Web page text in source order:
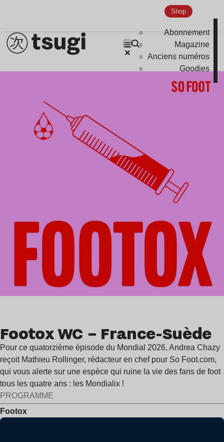
Shop
Abonnement
Magazine
Anciens numéros
Goodies
Footox WC – France-Suède
Pour ce quatorzième épisode du Mondial 2026, Andrea Chazy
reçoit Mathieu Rollinger, rédacteur en chef pour So Foot.com,
qui vous alerte sur une espèce qui ruine la vie des fans de foot
tous les quatre ans : les Mondialix !
PROGRAMME
Footox